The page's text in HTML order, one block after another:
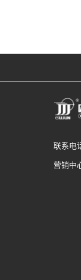
联系电
营销中